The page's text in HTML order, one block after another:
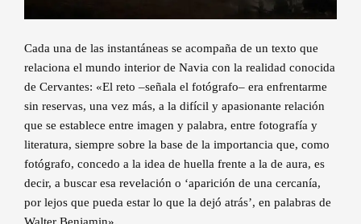
Cada una de las instantáneas se acompaña de un texto que
relaciona el mundo interior de Navia con la realidad conocida
de Cervantes: «El reto –señala el fotógrafo– era enfrentarme
sin reservas, una vez más, a la difícil y apasionante relación
que se establece entre imagen y palabra, entre fotografía y
literatura, siempre sobre la base de la importancia que, como
fotógrafo, concedo a la idea de huella frente a la de aura, es
decir, a buscar esa revelación o ‘aparición de una cercanía,
por lejos que pueda estar lo que la dejó atrás’, en palabras de